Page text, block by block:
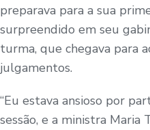
preparava para a sua
surpreendido em seu
turma, que chegava para
julgamentos.
“Eu estava ansioso por
sessão, e a ministra Maria